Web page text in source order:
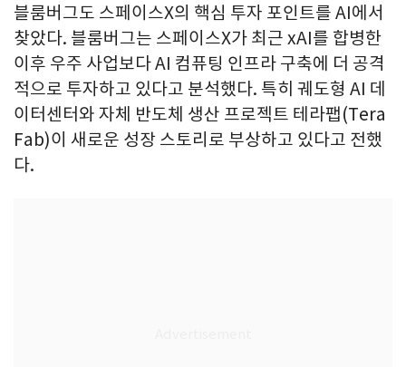
블룸버그도 스페이스X의 핵심 투자 포인트를 AI에서
찾았다. 블룸버그는 스페이스X가 최근 xAI를 합병한
이후 우주 사업보다 AI 컴퓨팅 인프라 구축에 더 공격
적으로 투자하고 있다고 분석했다. 특히 궤도형 AI 데
이터센터와 자체 반도체 생산 프로젝트 테라팹(Tera
Fab)이 새로운 성장 스토리로 부상하고 있다고 전했
다.